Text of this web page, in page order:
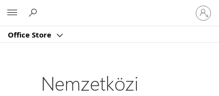
Office Store
be
a
Nemzetközi